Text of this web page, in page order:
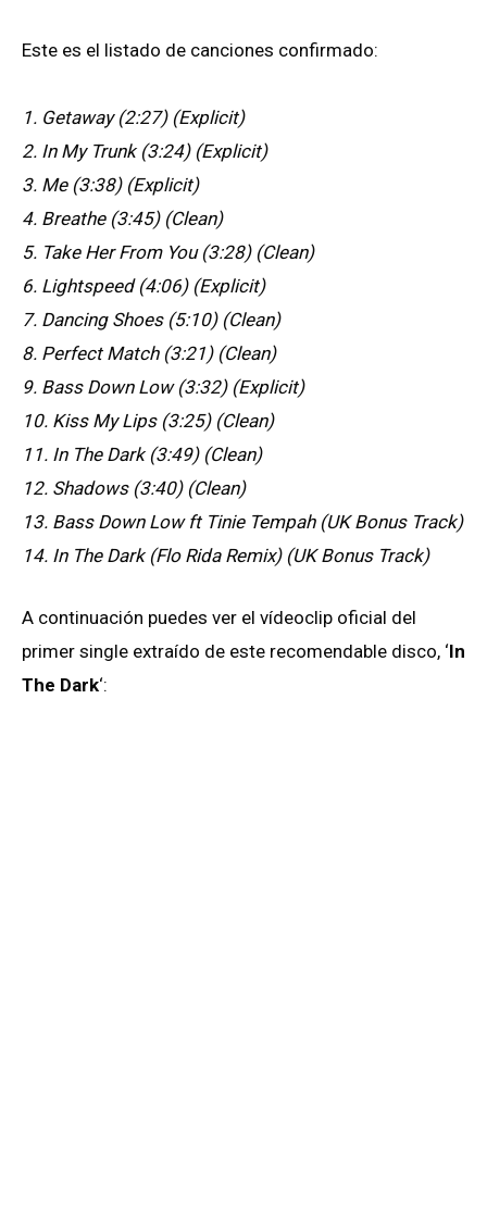
Este es el listado de canciones confirmado:
1. Getaway (2:27) (Explicit)
2. In My Trunk (3:24) (Explicit)
3. Me (3:38) (Explicit)
4. Breathe (3:45) (Clean)
5. Take Her From You (3:28) (Clean)
6. Lightspeed (4:06) (Explicit)
7. Dancing Shoes (5:10) (Clean)
8. Perfect Match (3:21) (Clean)
9. Bass Down Low (3:32) (Explicit)
10. Kiss My Lips (3:25) (Clean)
11. In The Dark (3:49) (Clean)
12. Shadows (3:40) (Clean)
13. Bass Down Low ft Tinie Tempah (UK Bonus Track)
14. In The Dark (Flo Rida Remix) (UK Bonus Track)
A continuación puedes ver el vídeoclip oficial del
primer single extraído de este recomendable disco, ‘In
The Dark‘: